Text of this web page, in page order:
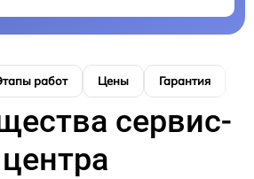
работ Цены Гарантия
сервис-
центра